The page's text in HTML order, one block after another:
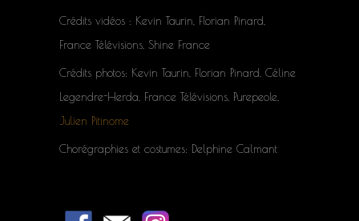
Crédits vidéos : Kevin Taurin, Florian Pinard,
France Télévisions, Shine France
Crédits photos: Kevin Taurin, Florian Pinard, Céline
Legendre-Herda, France Télévisions, Purepeole,
Julien Pitinome
Chorégraphies et costumes: Delphine Calmant